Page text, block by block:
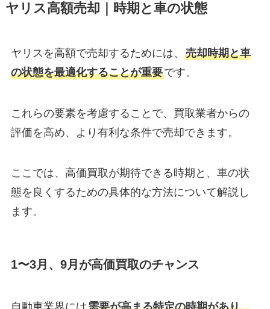
ヤリス高額売却｜時期と車の状態
ヤリスを高額で売却するためには、 売却時期と車
の状態を最適化することが重要です。
これらの要素を考慮することで、買取業者からの
評価を高め、より有利な条件で売却できます。
ここでは、高価買取が期待できる時期と、車の状
態を良くするための具体的な方法について解説し
ます。
1〜3月、9月が高価買取のチャンス
自動車業界には需要が高まる特定の時期があり、